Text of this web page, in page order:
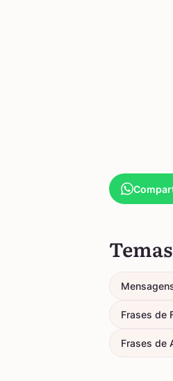
Frases de
Frases de